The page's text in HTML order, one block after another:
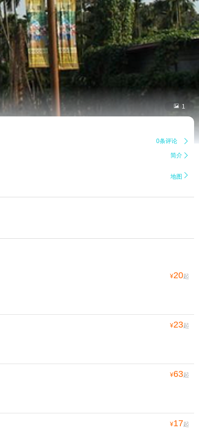
 1
0条评论 
简介 
地图 
¥20起
¥23起
¥63起
¥17起